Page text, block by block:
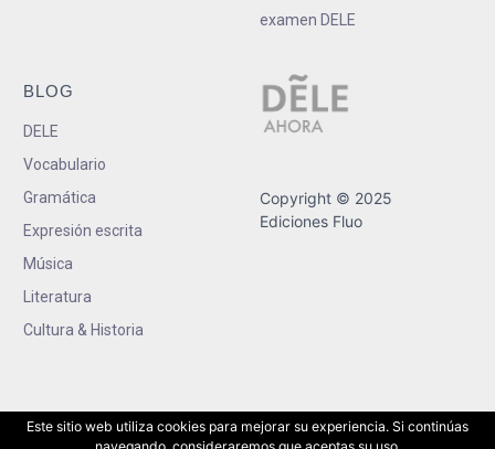
examen DELE
BLOG
DELE
Vocabulario
Gramática
Expresión escrita
Música
Literatura
Cultura & Historia
Copyright © 2025
Ediciones Fluo
Este sitio web utiliza cookies para mejorar su experiencia. Si continúas